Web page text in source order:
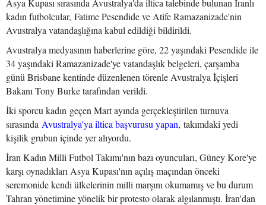
Asya Kupası sırasında Avustralya'da iltica talebinde bulunan İranlı
kadın futbolcular, Fatime Pesendide ve Atife Ramazanizade'nin
Avustralya vatandaşlığına kabul edildiği bildirildi.
Avustralya medyasının haberlerine göre, 22 yaşındaki Pesendide ile
34 yaşındaki Ramazanizade'ye vatandaşlık belgeleri, çarşamba
günü Brisbane kentinde düzenlenen törenle Avustralya İçişleri
Bakanı Tony Burke tarafından verildi.
İki sporcu kadın geçen Mart ayında gerçekleştirilen turnuva
sırasında Avustralya'ya iltica başvurusu yapan, takımdaki yedi
kişilik grubun içinde yer alıyordu.
İran Kadın Milli Futbol Takımı'nın bazı oyuncuları, Güney Kore'ye
karşı oynadıkları Asya Kupası'nın açılış maçından önceki
seremonide kendi ülkelerinin milli marşını okumamış ve bu durum
Tahran yönetimine yönelik bir protesto olarak algılanmıştı. İran'dan